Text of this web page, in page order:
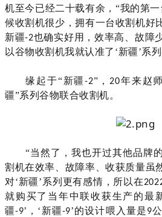
机至今已经二十载有余，“我的第
候收割机很少，拥有一台收割机好
新疆-2也确实好用，效率高、故障
以谷物收割机我就认准了‘新疆’系
缘起于“新疆-2”， 20年来赵
疆”系列谷物联合收割机。
“当然了，我也开过其他品牌
割机在效率、故障率、收获质量虽
对‘新疆’系列更有感情，所以在
就购买了当年中联收获生产的最
疆-9’，‘ 新疆-9’的设计喂入量是9